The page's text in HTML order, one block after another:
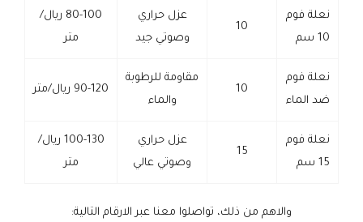
نعلة فوم
10 سم
10
عزل حراري
وصوتي جيد
80-100 ريال/
متر
نعلة فوم
ضد الماء
10
مقاومة للرطوبة
والماء
90-120 ريال/متر
نعلة فوم
15 سم
15
عزل حراري
وصوتي عالي
100-130 ريال/
متر
والاهم من ذلك، تواصلوا معنا عبر الارقام التالية: